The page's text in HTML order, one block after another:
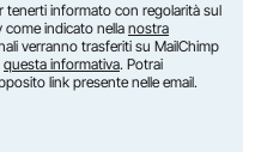
tenerti informato con regolarità sul
come indicato nella nostra
verranno trasferiti su MailChimp
questa informativa. Potrai
link presente nelle email.